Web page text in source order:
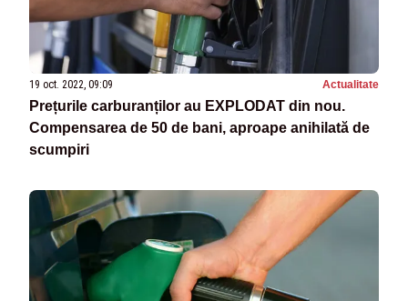
19 oct. 2022, 09:09 Actualitate
Prețurile carburanților au EXPLODAT din nou.
Compensarea de 50 de bani, aproape anihilată de
scumpiri